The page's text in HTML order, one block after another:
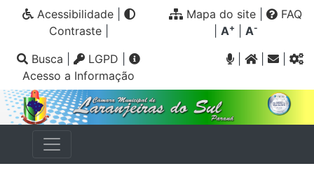
Acessibilidade|
Contraste|
Mapa do site
FAQ
A+ A-
Busca LGPD
Acesso a Informação
|